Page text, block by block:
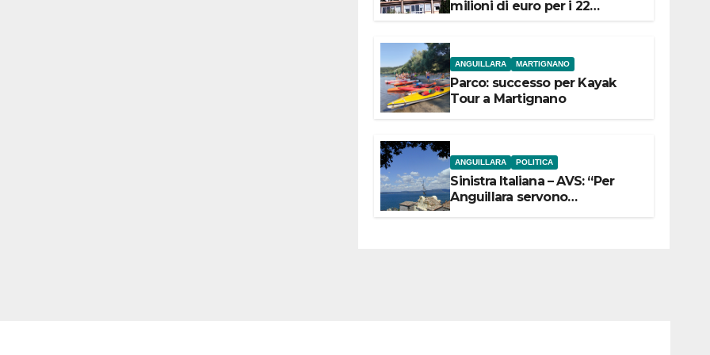
milioni di euro per i 22
ANGUILLARA MARTIGNANO
Parco: successo per Kayak
Tour a Martignano
ANGUILLARA POLITICA
Sinistra Italiana – AVS: “Per
Anguillara servono